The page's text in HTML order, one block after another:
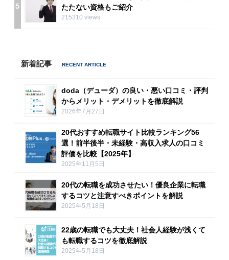
5
たたない資格もご紹介
215310 views
新着記事
doda（デューダ）の良い・悪い口コミ・評判
からメリット・デメリットを徹底解説
2026年7月27日
20代おすすめ転職サイト比較ランキング56
選！前半後半・未経験・高収入求人の口コミ
評価を比較【2025年】
2025年11月5日
20代の転職を成功させたい！優良企業に転職
するコツと注意すべきポイントを解説
2025年5月18日
22歳の転職でも大丈夫！社会人経験が浅くて
も転職するコツを徹底解説
2025年5月18日